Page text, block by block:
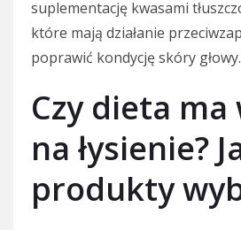
suplementację kwasami
które mają działanie
poprawić kondycję skóry głowy.
Czy dieta ma
na łysienie?
produkty